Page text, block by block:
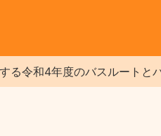
令和4年度のバスルートと